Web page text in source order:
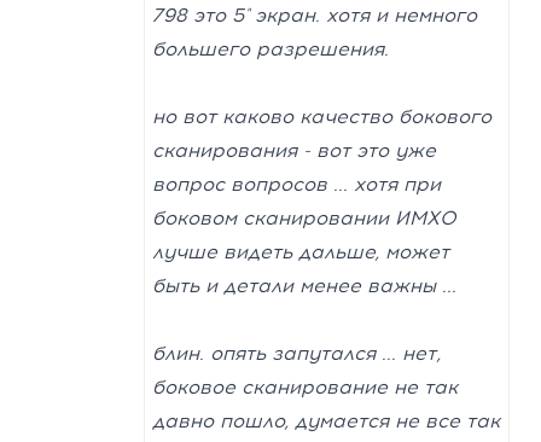
798 это 5" экран. хотя и немного
большего разрешения.
но вот каково качество бокового
сканирования - вот это уже
вопрос вопросов ... хотя при
боковом сканировании ИМХО
лучше видеть дальше, может
быть и детали менее важны ...
блин. опять запутался ... нет,
боковое сканирование не так
давно пошло, думается не все так